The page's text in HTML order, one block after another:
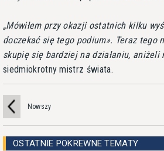
Mówiłem przy okazji ostatnich kilku
doczekać się tego podium». Teraz tego
skupię się bardziej na działaniu, aniżeli
siedmiokrotny mistrz świata.
Nowszy
OSTATNIE POKREWNE TEMATY